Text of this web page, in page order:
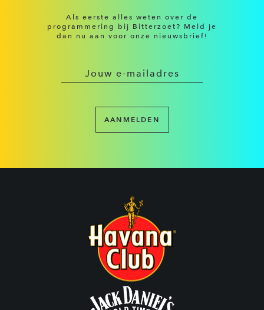
Als eerste alles weten over de
programmering bij Bitterzoet? Meld je
dan nu aan voor onze nieuwsbrief!
AANMELDEN